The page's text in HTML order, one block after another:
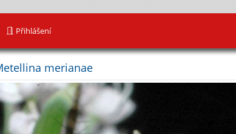
Přihlášení
merianae